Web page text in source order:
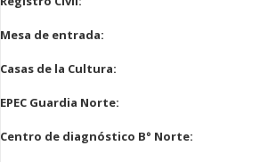
Mesa de entrada:
Casas de la Cultura:
EPEC Guardia Norte:
Centro de diagnóstico B° Norte: